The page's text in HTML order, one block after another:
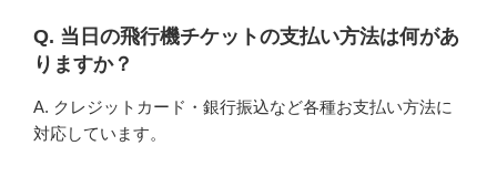
Q. 当日の飛行機チケットの支払い方法は何があ
りますか？
A. クレジットカード・銀行振込など各種お支払い方法に
対応しています。